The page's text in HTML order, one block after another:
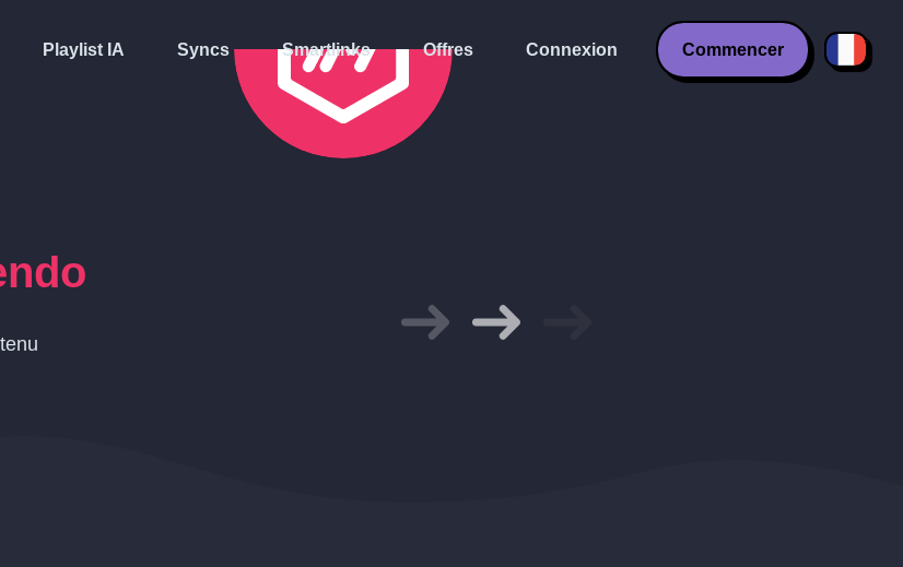
Playlist IA Syncs Smartlinks Offres Connexion Commencer